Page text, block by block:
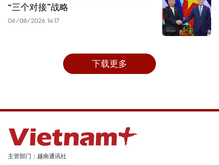
“三个对接”战略
06/08/2026 14:17
下载更多
主管部门：越南通讯社